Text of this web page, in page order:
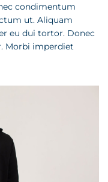
condimentum
ut. Aliquam
eu dui tortor. Donec
Morbi imperdiet